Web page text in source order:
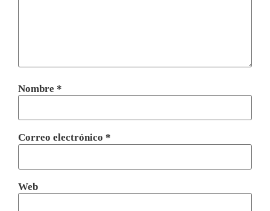
Nombre *
Correo electrónico *
Web